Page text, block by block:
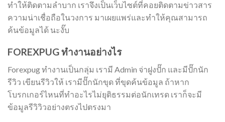
ทำให้ติดตามลำบาก เราจึงเป็นเว็บไซต์ที่คอยติดตามข่าวสาร
ความน่าเชื่อถือในวงการ มาเผยแพร่และทำให้คุณสามารถ
ค้นข้อมูลได้ นะงั๊บ
FOREXPUG ทำงานอย่างไร
Forexpug ทำงานเป็นกลุ่ม เรามี Admin จ่าฝูงปั๊ก และมีปั๊กนัก
รีวิว เขียนรีวิวให้ เรามีปั๊กนักขุด ที่ขุดค้นข้อมูล ถ้าหาก
โบรกเกอร์ไหนที่ทำอะไรไม่ยุติธรรมต่อนักเทรด เราก็จะมี
ข้อมูลรีวิวิวอย่างตรงไปตรงมา